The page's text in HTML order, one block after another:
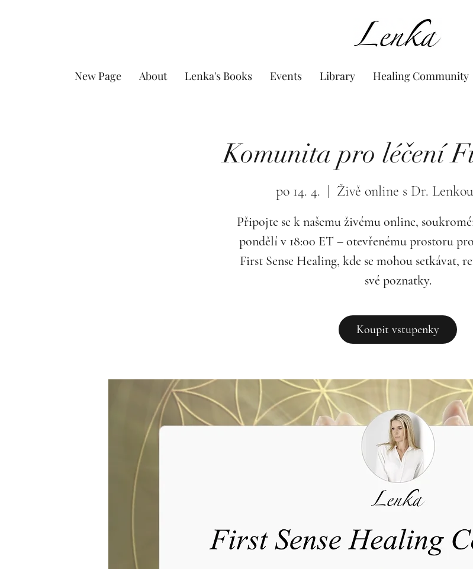
www.Lenka.org
New Page About Lenka's Books Events Library Healing Community
Komunita pro léčení
po 14. 4. Živě online s Dr.
Připojte se k našemu živému online,
pondělí v 18:00 ET – otevřenému prostoru
First Sense Healing, kde se mohou setkávat,
své poznatky.
Koupit vstupenky